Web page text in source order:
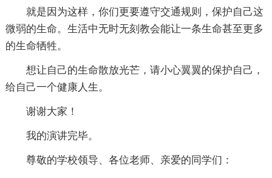
就是因为这样，你们更要遵守交通规则，保护自己这
微弱的生命。生活中无时无刻教会能让一条生命甚至更多
的生命牺牲。
想让自己的生命散放光芒，请小心翼翼的保护自己，
给自己一个健康人生。
谢谢大家！
我的演讲完毕。
尊敬的学校领导、各位老师、亲爱的同学们：